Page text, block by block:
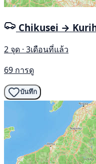
Chikusei →
2 จุด · 3เดือนที่แล้ว
69 การดู
บันทึก